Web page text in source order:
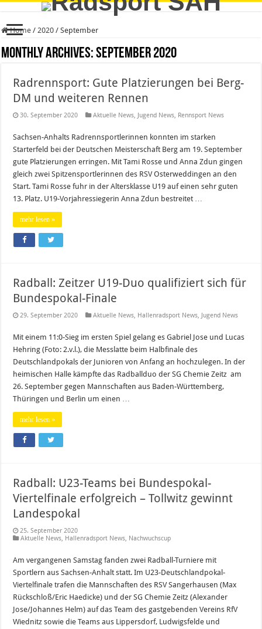
Home / 2020 / September
Monthly Archives:September 2020
Radrennsport: Gute Platzierungen bei Berg-
DM und weiteren Rennen
30. September 2020 Aktuelle News, Jugend News, Rennsport News
Sachsen-Anhalts Radrennsportlerinnen konnten im starken
Starterfeld bei der Deutschen Meisterschaft Berg am 19. September
gute Platzierungen erringen. Mit Tami Rosse und Anna Zdun gingen
gleich zwei Spitzensportlerinnen des RSV Osterweddingen an den
Start. Tami Rosse fuhr in der Altersklasse U19 auf einen sehr guten
13. Platz. U19-Vorjahressiegerin Anna Zdun bestreitet …
mehr lesen »
Radball: Zeitzer U19-Duo qualifiziert sich für
Bundespokal-Finale
29. September 2020 Aktuelle News, Hallenradsport News, Jugend News
Mit einem 11:0-Sieg im ersten Spiel gelang es Gabriel Jose und Lucas
Hehring (Foto: 2.v.l.), die Messlatte beim Halbfinale des
Deutschlandpokals der Junioren von Anfang an hochzulegen. In der
heimischen Halle kämpfte das Radballduo der SG Chemie Zeitz am
26. September gegen Mannschaften aus Baden-Württemberg,
Thüringen und Berlin um einen …
mehr lesen »
Radball: U23-Teams bei Bundespokal-
Viertelfinale erfolgreich – Tollwitz gewinnt
Landespokal
25. September 2020
Aktuelle News, Hallenradsport News, Nachwuchscup
Am vergangenen Samstag fanden zwei Radball-Turniere mit
Sportlern aus Sachsen-Anhalt statt. Im U23-Deutschlandpokal-
Viertelfinale trafen die Mannschaften des RSV Sangerhausen (Max
Rückschloß/Eric Haedicke) und der SG Chemie Zeitz (Alexander
Jose/Johannes Helm) auf das Team des gastgebenden Vereins RfV
Wiednitz sowie die Teams aus Lippersdorf, Ludwigsfelde und